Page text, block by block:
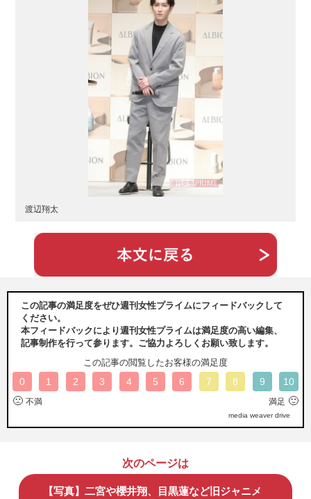
渡辺翔太
この記事の満足度をぜひ週刊女性プライムにフィードバックして
ください。
本フィードバックにより週刊女性プライムは満足度の高い編集、
記事制作を行って参ります。ご協力よろしくお願い致します。
この記事の閲覧したお客様の満足度
0 1 2 3 4 5 6 7 8 9 10
🙁 不満 満足 🙂
media weaver drive
次のページは
【写真】二宮や櫻井翔、目黒蓮など旧ジャニメ